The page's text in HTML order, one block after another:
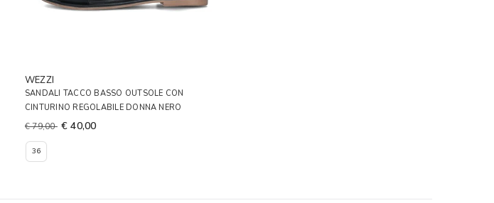
WEZZI
SANDALI TACCO BASSO OUTSOLE CON
CINTURINO REGOLABILE DONNA NERO
€ 79,00 € 40,00
36